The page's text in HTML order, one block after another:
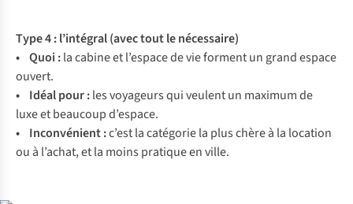
Type 4 : l’intégral (avec tout le nécessaire)
• Quoi :la cabine et l’espace de vie forment un grand espace
ouvert.
• Idéal pour :les voyageurs qui veulent un maximum de
luxe et beaucoup d’espace.
• Inconvénient:c’est la catégorie la plus chère à la location
ou à l’achat, et la moins pratique en ville.